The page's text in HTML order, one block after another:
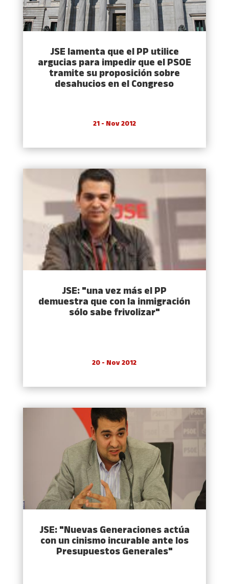
JSE lamenta que el PP utilice
argucias para impedir que el PSOE
tramite su proposición sobre
desahucios en el Congreso
21 - Nov 2012
JSE: "una vez más el PP
demuestra que con la inmigración
sólo sabe frivolizar"
20 - Nov 2012
JSE: "Nuevas Generaciones actúa
con un cinismo incurable ante los
Presupuestos Generales"